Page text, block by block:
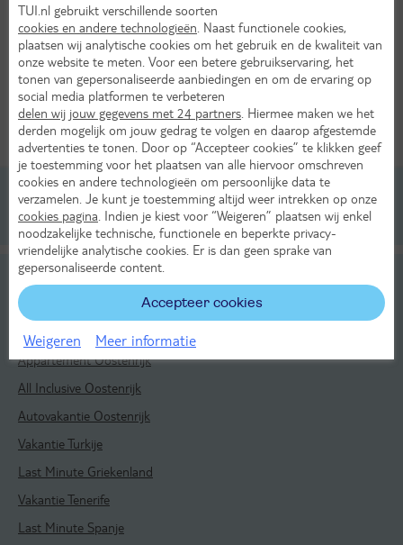
KASSAKORTING
Vr 2 okt 2026
8 dagen (7 nachten)
Eigen vervoer
Logies ontbijt
547,-
per persoon
Bekijk
Alle verplichte kosten inbegrepen!
Reizen Oostenrijk Oberösterreich Linz
Bekijk ook
Wintersport Oostenrijk
Vakantie Oostenrijk
Appartement Oostenrijk
All Inclusive Oostenrijk
Autovakantie Oostenrijk
Vakantie Turkije
Last Minute Griekenland
Vakantie Tenerife
Last Minute Spanje
TUI.nl gebruikt verschillende soorten
cookies en andere technologieën . Naast functionele cookies,
plaatsen wij analytische cookies om het gebruik en de kwaliteit van
onze website te meten. Voor een betere gebruikservaring, het
tonen van gepersonaliseerde aanbiedingen en om de ervaring op
social media platformen te verbeteren
delen wij jouw gegevens met 24 partners . Hiermee maken we het
derden mogelijk om jouw gedrag te volgen en daarop afgestemde
advertenties te tonen. Door op “Accepteer cookies” te klikken geef
je toestemming voor het plaatsen van alle hiervoor omschreven
cookies en andere technologieën om persoonlijke data te
verzamelen. Je kunt je toestemming altijd weer intrekken op onze
cookies pagina . Indien je kiest voor “Weigeren” plaatsen wij enkel
noodzakelijke technische, functionele en beperkte privacy-
vriendelijke analytische cookies. Er is dan geen sprake van
gepersonaliseerde content.
Accepteer cookies
Weigeren Meer informatie